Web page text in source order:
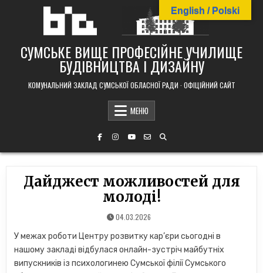
СУМСЬКЕ ВИЩЕ ПРОФЕСІЙНЕ УЧИЛИЩЕ
БУДІВНИЦТВА І ДИЗАЙНУ
КОМУНАЛЬНИЙ ЗАКЛАД СУМСЬКОЇ ОБЛАСНОЇ РАДИ · ОФІЦІЙНИЙ САЙТ
МЕНЮ
Дайджест можливостей для
молоді!
04.03.2026
У межах роботи Центру розвитку кар’єри сьогодні в
нашому закладі відбулася онлайн-зустріч майбутніх
випускників із психологинею Сумської філії Сумського
English / Polski